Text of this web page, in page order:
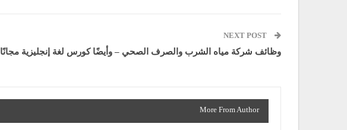
NEXT POST
وظائف شركة مياه الشرب والصرف الصحي – وأيضًا كورس لغة إنجليزية مجانًا
More From Author